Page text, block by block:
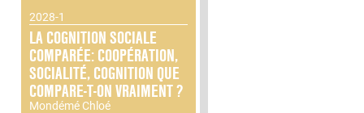
2028-1
LA COGNITION SOCIALE
COMPARÉE: COOPÉRATION,
SOCIALITÉ, COGNITION QUE
COMPARE-T-ON VRAIMENT ?
Mondémé Chloé